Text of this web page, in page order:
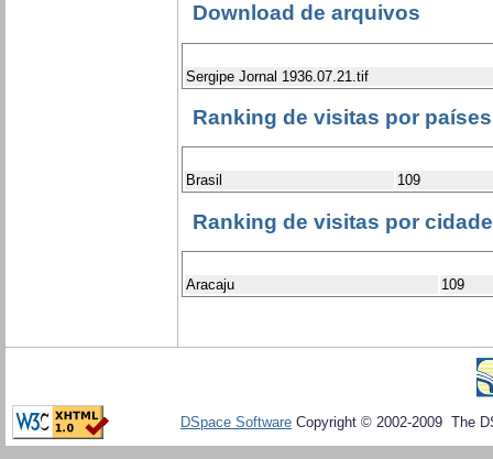
Download de arquivos
Sergipe Jornal 1936.07.21.tif
Ranking de visitas por países
Brasil 109
Ranking de visitas por
Aracaju 109
DSpace Software Copyright © 2002-2009 The